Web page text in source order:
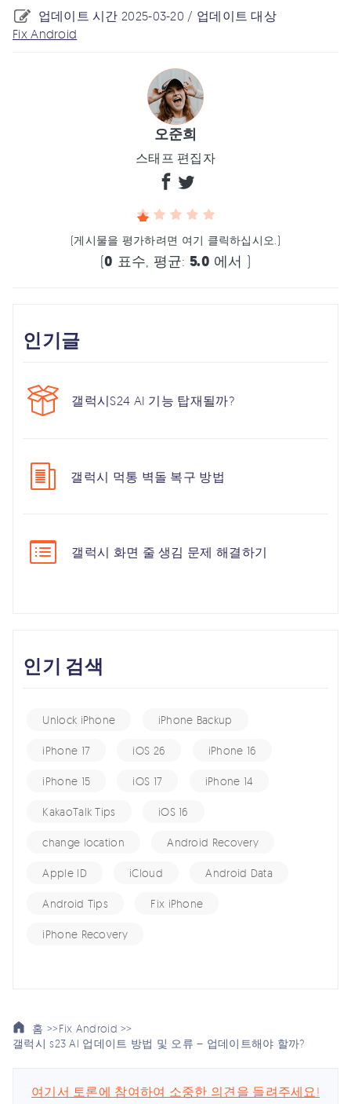
업데이트 시간 2025-03-20 / 업데이트 대상
Fix Android
오준희
스태프 편집자
(게시물을 평가하려면 여기 클릭하십시오.)
(0 표수, 평균: 5.0 에서 )
인기글
갤럭시S24 AI 기능 탑재될까?
갤럭시 먹통 벽돌 복구 방법
갤럭시 화면 줄 생김 문제 해결하기
인기 검색
Unlock iPhone iPhone Backup
iPhone 17 iOS 26 iPhone 16
iPhone 15 iOS 17 iPhone 14
KakaoTalk Tips iOS 16
change location Android Recovery
Apple ID iCloud Android Data
Android Tips Fix iPhone
iPhone Recovery
홈 >>Fix Android >>
갤럭시 s23 AI 업데이트 방법 및 오류 – 업데이트해야 할까?
여기서 토론에 참여하여 소중한 의견을 들려주세요!